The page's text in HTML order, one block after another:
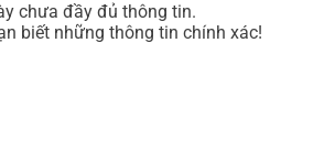
chưa đầy đủ thông tin.
biết những thông tin chính xác!